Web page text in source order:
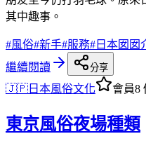
其中趣事。
#風俗#新手#服務# 日本囡囡
繼續閱讀
分享
🇯🇵 日本風俗文化 會員8
東京風俗夜場種類